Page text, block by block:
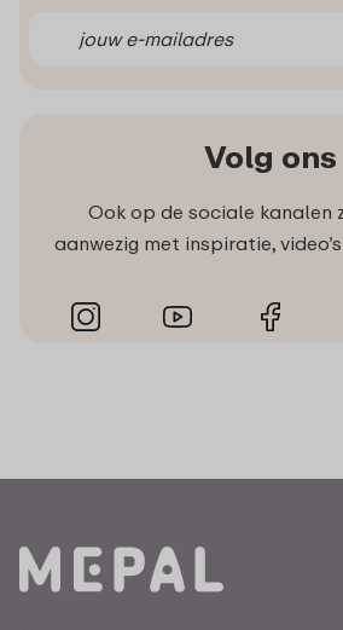
Volg ons
Ook op de sociale kanalen
aanwezig met inspiratie,